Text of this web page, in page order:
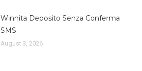
Winnita Deposito Senza Conferma
SMS
August 3, 2026